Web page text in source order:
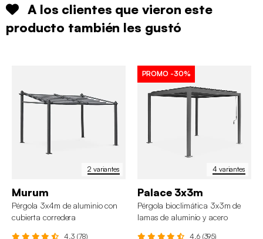
A los clientes que vieron este
producto también les gustó
2 variantes
Murum
Pérgola 3x4m de aluminio con
cubierta corredera
4.3 (78)
4 variantes
PROMO -30%
Palace 3x3m
Pérgola bioclimática 3x3m de
lamas de aluminio y acero
4.6 (395)